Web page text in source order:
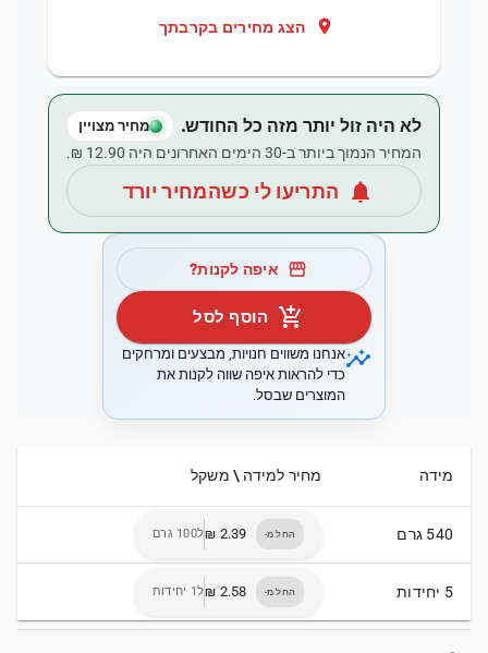
location_on הצג מחירים בקרבתך
לא היה זול יותר מזה כל החודש. מחיר מצויין
המחיר הנמוך ביותר ב-30 הימים האחרונים היה ‏12.90 ‏₪.
notifications התריעו לי כשהמחיר יורד
storefront איפה לקנות?
add_shopping_cart הוסף לסל
insightsאנחנו משווים חנויות, מבצעים ומרחקים
כדי להראות איפה שווה לקנות את
המוצרים שבסל.
מידה מחיר למידה \ משקל
540 גרם החל מ- ל100 גרם
5 יחידות החל מ- ל1 יחידות